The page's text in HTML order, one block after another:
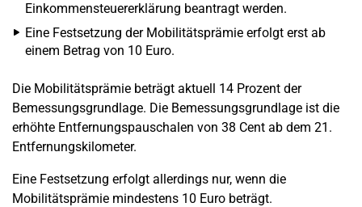
Einkommensteuererklärung beantragt werden.
Eine Festsetzung der Mobilitätsprämie erfolgt erst ab
einem Betrag von 10 Euro.
Die Mobilitätsprämie beträgt aktuell 14 Prozent der
Bemessungsgrundlage. Die Bemessungsgrundlage ist die
erhöhte Entfernungspauschalen von 38 Cent ab dem 21.
Entfernungskilometer.
Eine Festsetzung erfolgt allerdings nur, wenn die
Mobilitätsprämie mindestens 10 Euro beträgt.